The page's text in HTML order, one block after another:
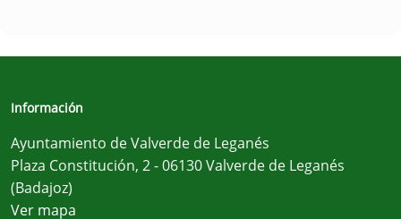
Información
Ayuntamiento de Valverde de Leganés
Plaza Constitución, 2 - 06130 Valverde de Leganés
(Badajoz)
Ver mapa